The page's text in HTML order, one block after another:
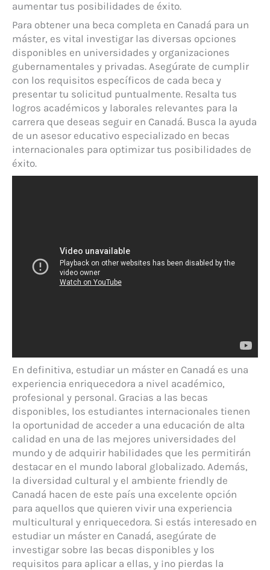
aumentar tus posibilidades de éxito.
Para obtener una beca completa en Canadá para un
máster, es vital investigar las diversas opciones
disponibles en universidades y organizaciones
gubernamentales y privadas. Asegúrate de cumplir
con los requisitos específicos de cada beca y
presentar tu solicitud puntualmente. Resalta tus
logros académicos y laborales relevantes para la
carrera que deseas seguir en Canadá. Busca la ayuda
de un asesor educativo especializado en becas
internacionales para optimizar tus posibilidades de
éxito.
En definitiva, estudiar un máster en Canadá es una
experiencia enriquecedora a nivel académico,
profesional y personal. Gracias a las becas
disponibles, los estudiantes internacionales tienen
la oportunidad de acceder a una educación de alta
calidad en una de las mejores universidades del
mundo y de adquirir habilidades que les permitirán
destacar en el mundo laboral globalizado. Además,
la diversidad cultural y el ambiente friendly de
Canadá hacen de este país una excelente opción
para aquellos que quieren vivir una experiencia
multicultural y enriquecedora. Si estás interesado en
estudiar un máster en Canadá, asegúrate de
investigar sobre las becas disponibles y los
requisitos para aplicar a ellas, y ¡no pierdas la